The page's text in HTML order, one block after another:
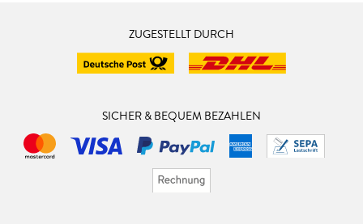
ZUGESTELLT DURCH
SICHER & BEQUEM BEZAHLEN